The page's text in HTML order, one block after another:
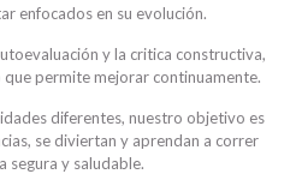
enfocados en su evolución.
y la critica constructiva,
permite mejorar continuamente.
diferentes, nuestro objetivo es
se diviertan y aprendan a correr
segura y saludable.